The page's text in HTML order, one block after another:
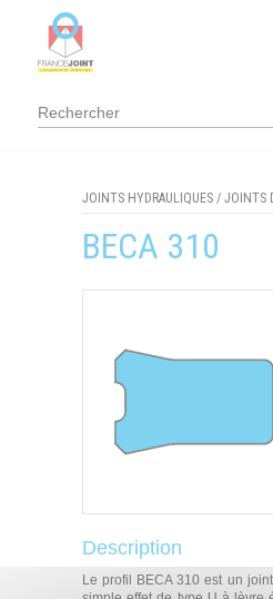
JOINTS HYDRAULIQUES / JOINTS
BECA 310
Description
Le profil BECA 310 est un